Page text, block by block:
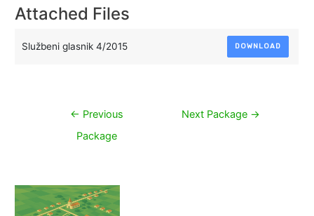
Attached Files
Službeni glasnik 4/2015 DOWNLOAD
Navigacija
← Previous
Package
Next Package →